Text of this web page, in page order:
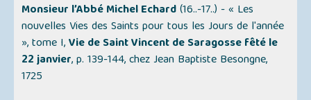
Monsieur l’Abbé Michel Echard(16..-17..) -« Les
nouvelles Vies des Saints pour tous les Jours de l'année
», tome I,Vie de Saint Vincent de Saragosse fêté le
22 janvier, p. 139-144, chez Jean Baptiste Besongne,
1725